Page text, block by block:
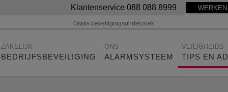
Klantenservice 088 088 8999
Gratis beveiligingsonderzoek
BEDRIJFSBEVEILIGING
ZAKELIJK
ALARMSYSTEEM
ONS
TIPS EN
VEILIGHEIDS